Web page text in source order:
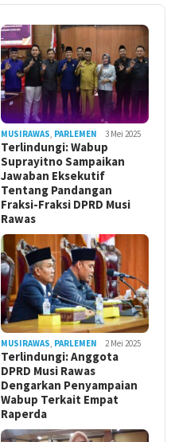
MUSIRAWAS PARLEMEN 3 Mei 2025
Terlindungi: Wabup
Suprayitno Sampaikan
Jawaban Eksekutif
Tentang Pandangan
Fraksi-Fraksi DPRD Musi
Rawas
MUSIRAWAS PARLEMEN 2 Mei 2025
Terlindungi: Anggota
DPRD Musi Rawas
Dengarkan Penyampaian
Wabup Terkait Empat
Raperda